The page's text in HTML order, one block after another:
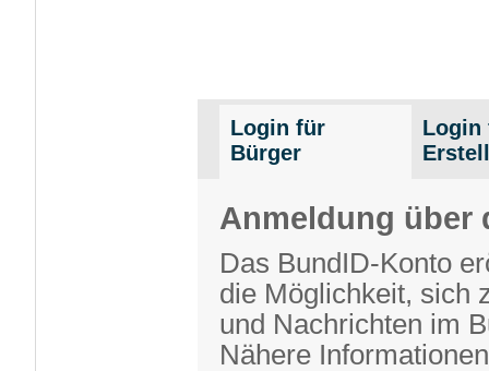
Login für
Bürger
Login
Anmeldung über
Das BundID-Konto
die Möglichkeit, sich
und Nachrichten im
Nähere